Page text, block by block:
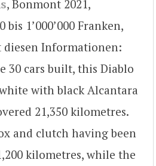
, Bonmont 2021,
bis 1’000’000 Franken,
Informationen:
30 cars built, this Diablo
with black Alcantara
21,350 kilometres.
and clutch having been
kilometres, while the